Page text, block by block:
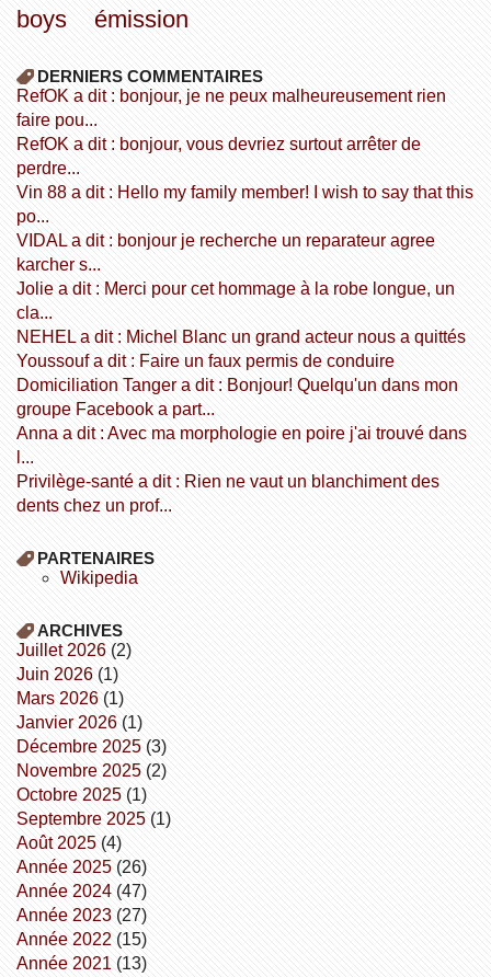
boys émission
DERNIERS COMMENTAIRES
refOK a dit : bonjour, je ne peux malheureusement rien
faire pou...
refOK a dit : bonjour, vous devriez surtout arrêter de
perdre...
Vin 88 a dit : Hello my family member! I wish to say that this
po...
VIDAL a dit : bonjour je recherche un reparateur agree
karcher s...
Jolie a dit : Merci pour cet hommage à la robe longue, un
cla...
NEHEL a dit : Michel Blanc un grand acteur nous a quittés
Youssouf a dit : Faire un faux permis de conduire
Domiciliation Tanger a dit : Bonjour! Quelqu'un dans mon
groupe Facebook a part...
Anna a dit : Avec ma morphologie en poire j'ai trouvé dans
l...
Privilège-santé a dit : Rien ne vaut un blanchiment des
dents chez un prof...
PARTENAIRES
wikipedia
ARCHIVES
juillet 2026(2)
juin 2026(1)
mars 2026(1)
janvier 2026(1)
décembre 2025(3)
novembre 2025(2)
octobre 2025(1)
septembre 2025(1)
août 2025(4)
année 2025(26)
année 2024(47)
année 2023(27)
année 2022 (15)
année 2021 (13)